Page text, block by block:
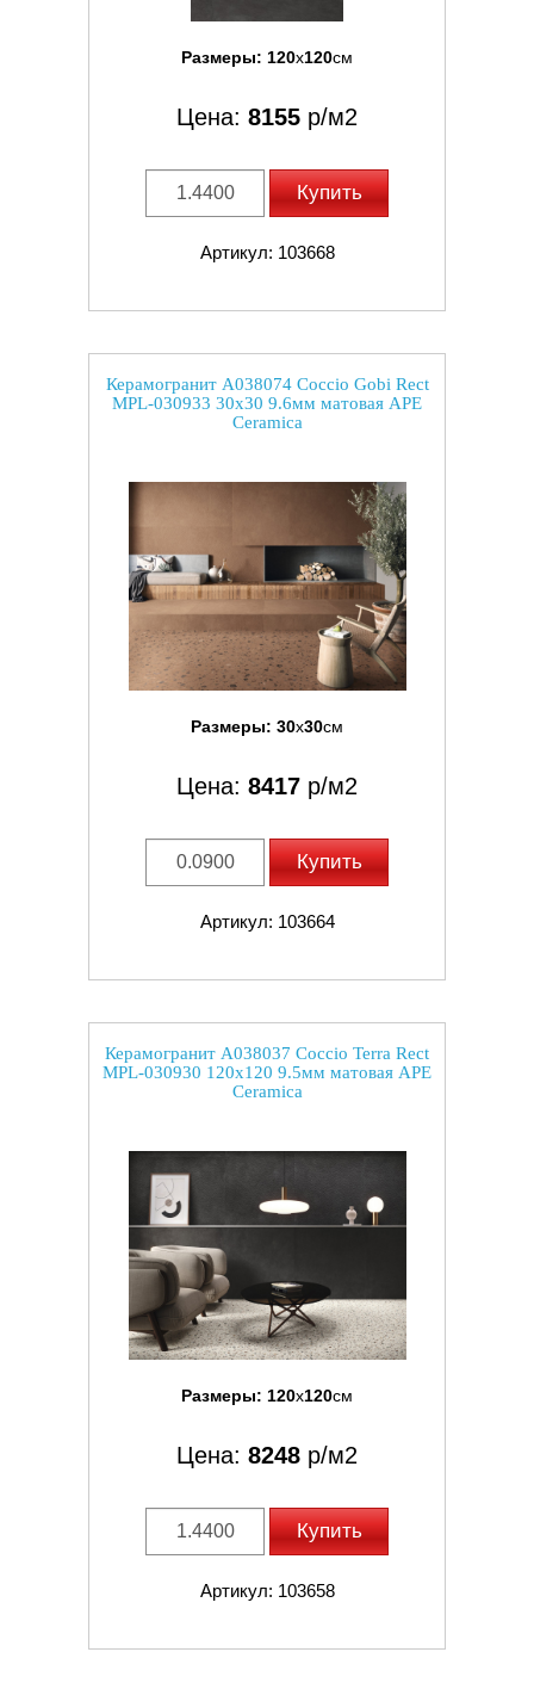
Размеры: 120x120см
Цена: 8155 р/м2
Купить
Артикул: 103668
Керамогранит A038074 Coccio Gobi Rect
MPL-030933 30x30 9.6мм матовая APE
Ceramica
Размеры: 30x30см
Цена: 8417 р/м2
Купить
Артикул: 103664
Керамогранит A038037 Coccio Terra Rect
MPL-030930 120x120 9.5мм матовая APE
Ceramica
Размеры: 120x120см
Цена: 8248 р/м2
Купить
Артикул: 103658